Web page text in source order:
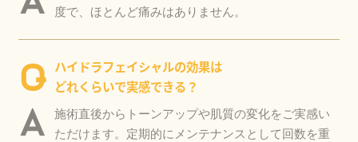
度で、ほとんど痛みはありません。
Q ハイドラフェイシャルの効果は
どれくらいで実感できる？
A
施術直後からトーンアップや肌質の変化をご実感い
ただけます。定期的にメンテナンスとして回数を重